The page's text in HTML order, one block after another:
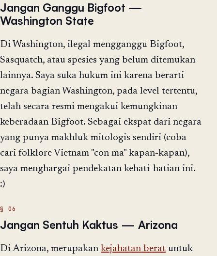
Jangan Ganggu Bigfoot —
Washington State
Di Washington, ilegal mengganggu Bigfoot,
Sasquatch, atau spesies yang belum ditemukan
lainnya. Saya suka hukum ini karena berarti
negara bagian Washington, pada level tertentu,
telah secara resmi mengakui kemungkinan
keberadaan Bigfoot. Sebagai ekspat dari negara
yang punya makhluk mitologis sendiri (coba
cari folklore Vietnam "con ma" kapan-kapan),
saya menghargai pendekatan kehati-hatian ini.
:)
Jangan Sentuh Kaktus — Arizona
Di Arizona, merupakan kejahatan berat untuk